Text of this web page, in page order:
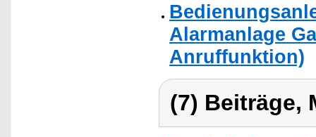
Alarmanlage
Anruffunktion)
(7) Beiträge,